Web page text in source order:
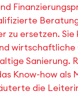
zu ersetzen.
Sanierung.
Know-how
die